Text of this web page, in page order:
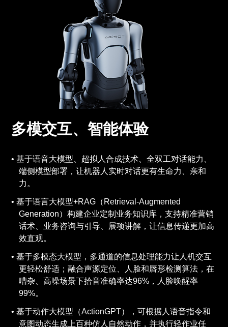
多模交互、智能体验
基于语音大模型、超拟人合成技术、全双工对话能力、
端侧模型部署，让机器人实时对话更有生命力、亲和
力。
基于语言大模型+RAG（Retrieval-Augmented
Generation）构建企业定制业务知识库，支持精准营销
话术、业务咨询与引导、展项讲解，让信息传递更加高
效直观。
基于多模态大模型，多通道的信息处理能力让人机交互
更轻松舒适；融合声源定位、人脸和唇形检测算法，在
嘈杂、高噪场景下拾音准确率达96%，人脸唤醒率
99%。
基于动作大模型（ActionGPT），可根据人语音指令和
意图动态生成上百种仿人自然动作，并执行轻作业任